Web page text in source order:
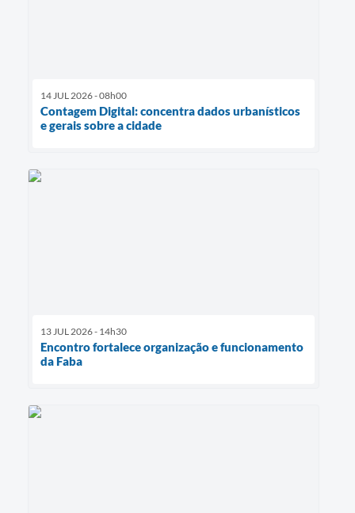
14 JUL 2026 - 08h00
Contagem Digital: concentra dados urbanísticos
e gerais sobre a cidade
13 JUL 2026 - 14h30
Encontro fortalece organização e funcionamento
da Faba